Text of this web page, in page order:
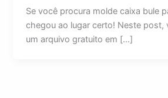
Se você procura molde caixa bule
chegou ao lugar certo! Neste post,
um arquivo gratuito em […]